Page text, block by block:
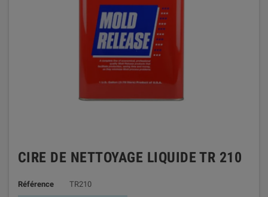
CIRE DE NETTOYAGE LIQUIDE TR 210
Référence TR210